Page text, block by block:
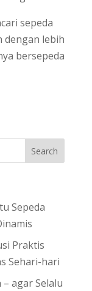
sepeda
dengan lebih
bersepeda
Sepeda
Praktis
Sehari-hari
agar Selalu